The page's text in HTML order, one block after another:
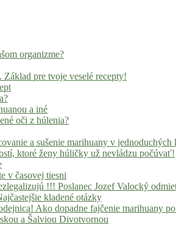
organizme?
pre tvoje veselé recepty!
a iné
oči z húlenia?
a sušenie marihuany v jednoduchých
ktoré ženy húličky už nevládzu počúvať!
v časovej tiesni
!!! Poslanec Jozef Valocký
kladené otázky
Ako dopadne fajčenie marihuany
a Šalviou Divotvornou